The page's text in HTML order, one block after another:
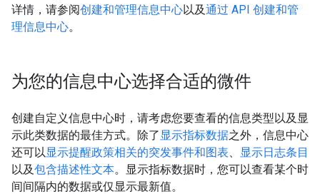
详情，请参阅创建和管理信息中心以及通过 API 创建和管
理信息中心。
为您的信息中心选择合适的微件
创建自定义信息中心时，请考虑您要查看的信息类型以及显
示此类数据的最佳方式。除了 显示指标数据之外，信息中心
还可以显示提醒政策相关的突发事件和图表、
显示日志条目
以及包含描述性文本。显示指标数据时，您可以查看某个时
间间隔内的数据或仅显示最新值。